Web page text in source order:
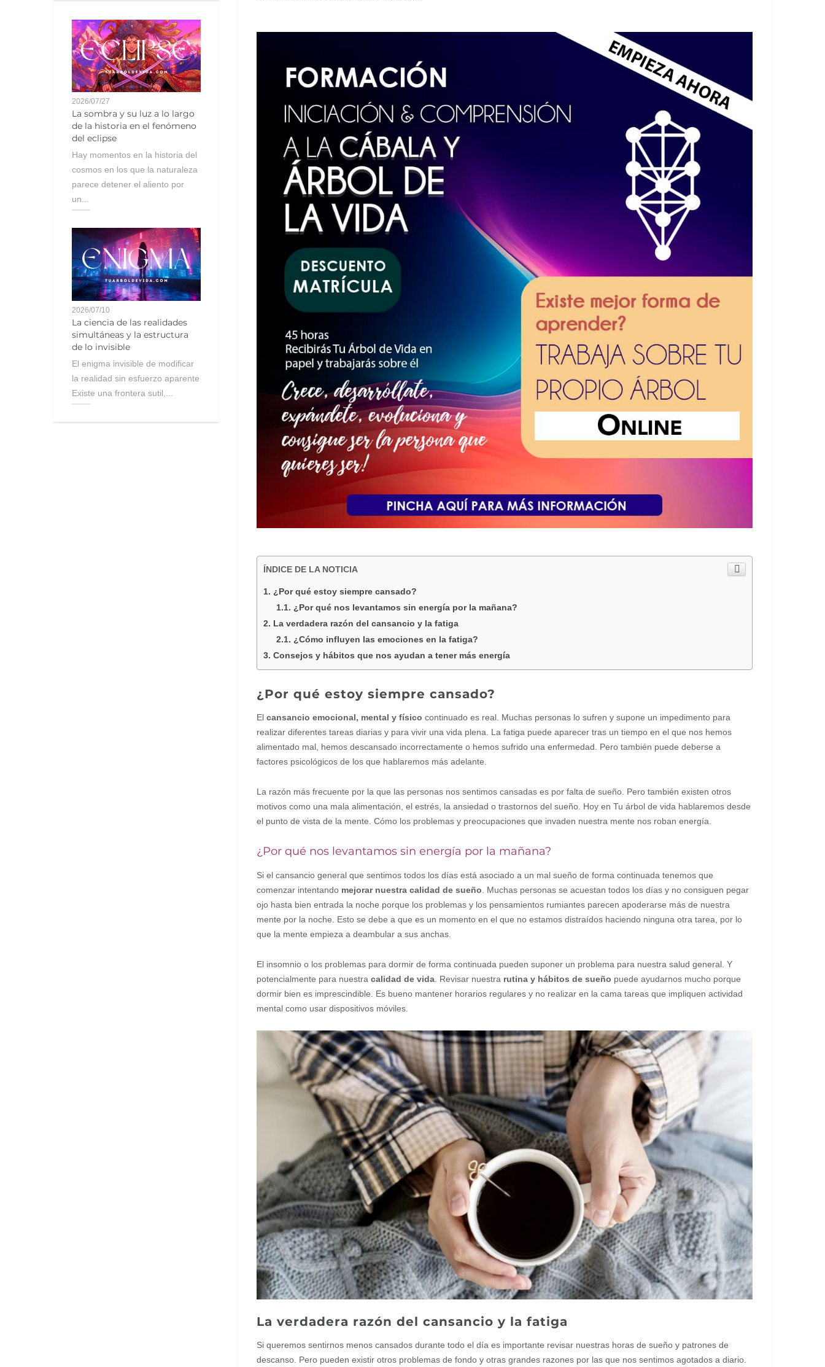
ÍNDICE DE LA NOTICIA
¿Por qué estoy siempre cansado?
¿Por qué nos levantamos sin energía por la mañana?
La verdadera razón del cansancio y la fatiga
¿Cómo influyen las emociones en la fatiga?
Consejos y hábitos que nos ayudan a tener más energía
¿Por qué estoy siempre cansado?
El cansancio emocional, mental y físico continuado es real. Muchas personas lo sufren y supone un impedimento para
realizar diferentes tareas diarias y para vivir una vida plena. La fatiga puede aparecer tras un tiempo en el que nos hemos
alimentado mal, hemos descansado incorrectamente o hemos sufrido una enfermedad. Pero también puede deberse a
factores psicológicos de los que hablaremos más adelante.
La razón más frecuente por la que las personas nos sentimos cansadas es por falta de sueño. Pero también existen otros
motivos como una mala alimentación, el estrés, la ansiedad o trastornos del sueño. Hoy en Tu árbol de vida hablaremos desde
el punto de vista de la mente. Cómo los problemas y preocupaciones que invaden nuestra mente nos roban energía.
¿Por qué nos levantamos sin energía por la mañana?
Si el cansancio general que sentimos todos los días está asociado a un mal sueño de forma continuada tenemos que
comenzar intentando mejorar nuestra calidad de sueño . Muchas personas se acuestan todos los días y no consiguen pegar
ojo hasta bien entrada la noche porque los problemas y los pensamientos rumiantes parecen apoderarse más de nuestra
mente por la noche. Esto se debe a que es un momento en el que no estamos distraídos haciendo ninguna otra tarea, por lo
que la mente empieza a deambular a sus anchas.
El insomnio o los problemas para dormir de forma continuada pueden suponer un problema para nuestra salud general. Y
potencialmente para nuestra calidad de vida . Revisar nuestra rutina y hábitos de sueño puede ayudarnos mucho porque
dormir bien es imprescindible. Es bueno mantener horarios regulares y no realizar en la cama tareas que impliquen actividad
mental como usar dispositivos móviles.
La verdadera razón del cansancio y la fatiga
Si queremos sentirnos menos cansados durante todo el día es importante revisar nuestras horas de sueño y patrones de
descanso. Pero pueden existir otros problemas de fondo y otras grandes razones por las que nos sentimos agotados a diario.
2026/07/27
La sombra y su luz a lo largo
de la historia en el fenómeno
del eclipse
Hay momentos en la historia del
cosmos en los que la naturaleza
parece detener el aliento por
un...
2026/07/10
La ciencia de las realidades
simultáneas y la estructura
de lo invisible
El enigma invisible de modificar
la realidad sin esfuerzo aparente
Existe una frontera sutil,...